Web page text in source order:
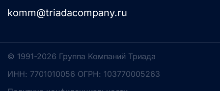
komm@triadacompany.ru
© 1991-2026 Группа Компаний Триада
ИНН: 7701010056 ОГРН: 103770005263